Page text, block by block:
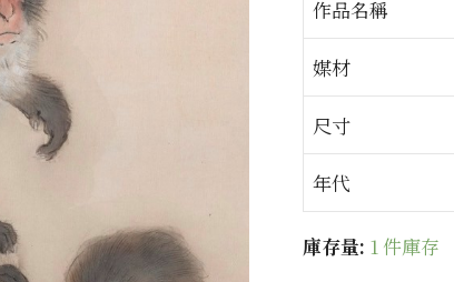
作品名稱
媒材
尺寸
年代
庫存量: 1 件庫存